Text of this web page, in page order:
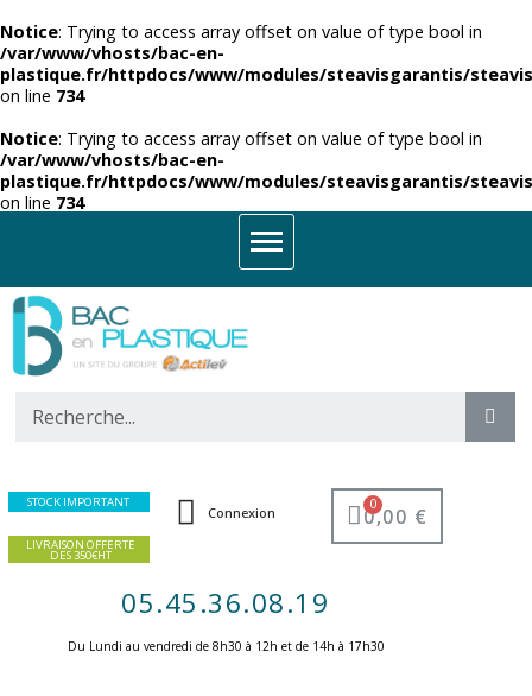
Notice: Trying to access array offset on value of type bool in
/var/www/vhosts/bac-en-
plastique.fr/httpdocs/www/modules/steavisgarantis/
on line 734
Notice: Trying to access array offset on value of type bool in
/var/www/vhosts/bac-en-
plastique.fr/httpdocs/www/modules/steavisgarantis/
on line 734
STOCK IMPORTANT
LIVRAISON OFFERTE
DES 350€HT
Connexion 0,00 €
05.45.36.08.19
Du Lundi au vendredi de 8h30 à 12h et de 14h à 17h30 ​